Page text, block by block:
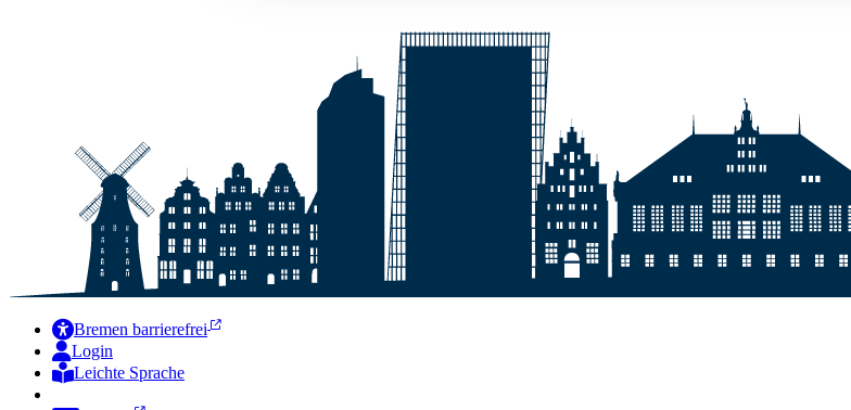
Bremen barrierefrei
Login
Leichte Sprache